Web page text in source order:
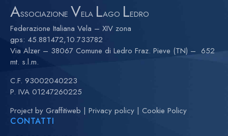
ASSOCIAZIONE VELA LAGO LEDRO
Federazione Italiana Vela – XIV zona
gps: 45.881472,10.733782
Via Alzer – 38067 Comune di Ledro Fraz. Pieve (TN) – 652
mt. s.l.m.
C.F. 93002040223
P. IVA 01247260225
Project by Graffitiweb | Privacy policy | Cookie Policy
CONTATTI